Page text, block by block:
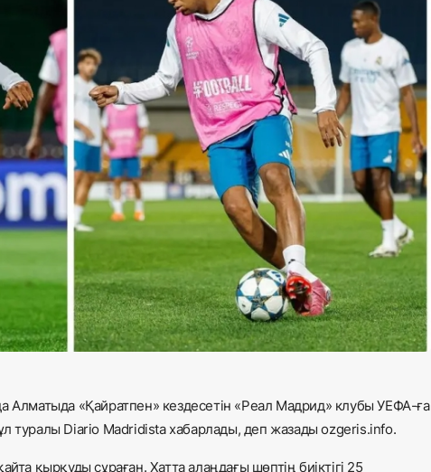
«Қайратпен» кездесетін «Реал Мадрид» клубы УЕФА-ға
туралы Diario Madridista хабарлады, деп жазады ozgeris.info.
қырқуды сұраған. Хатта алаңдағы шөптің биіктігі 25